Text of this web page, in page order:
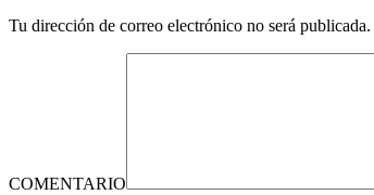
Tu dirección de correo electrónico no será publicada.
COMENTARIO